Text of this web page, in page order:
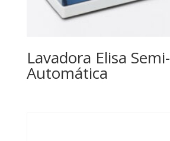
Lavadora Elisa Semi-
Automática